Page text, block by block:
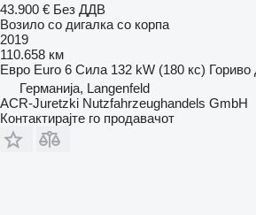
43.900 € Без ДДВ
Возило со дигалка со корпа
2019
110.658 км
Евро Euro 6 Сила 132 kW (180 кс) Гориво
Германија, Langenfeld
ACR-Juretzki Nutzfahrzeughandels GmbH
Контактирајте го продавачот